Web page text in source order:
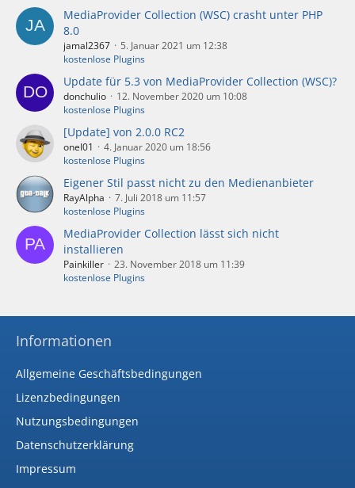
MediaProvider Collection (WSC) crasht unter PHP
8.0
jamal2367
5. Januar 2021 um 12:38
kostenlose Plugins
Update für 5.3 von MediaProvider Collection (WSC)?
donchulio
12. November 2020 um 10:08
kostenlose Plugins
[Update] von 2.0.0 RC2
oneI01
4. Januar 2020 um 18:56
kostenlose Plugins
Eigener Stil passt nicht zu den Medienanbieter
RayAlpha
7. Juli 2018 um 11:57
kostenlose Plugins
MediaProvider Collection lässt sich nicht
installieren
Painkiller
23. November 2018 um 11:39
kostenlose Plugins
Informationen
Allgemeine Geschäftsbedingungen
Lizenzbedingungen
Nutzungsbedingungen
Datenschutzerklärung
Impressum